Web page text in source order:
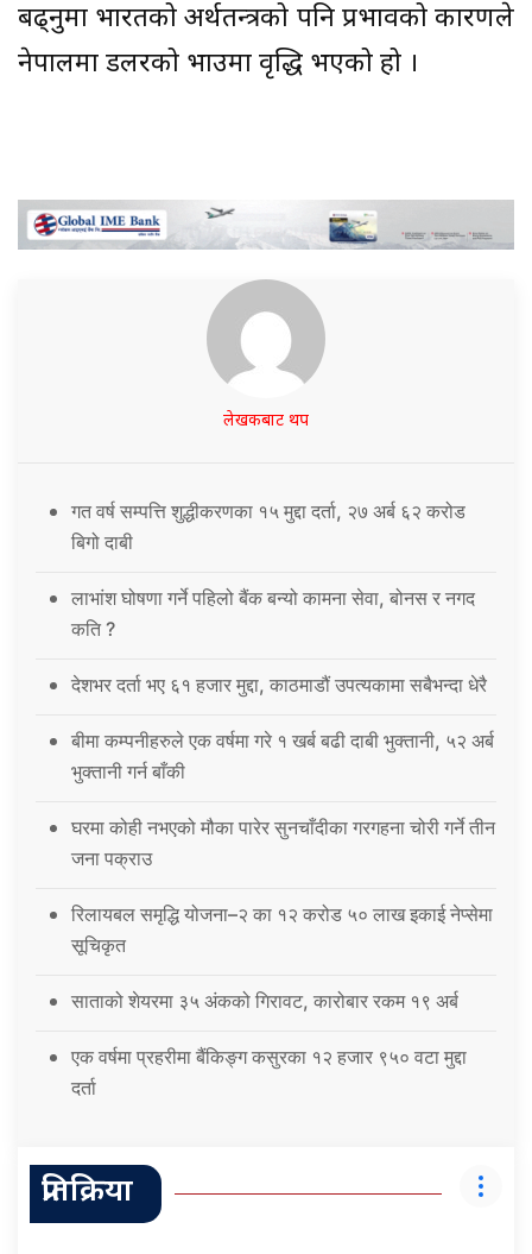
बढ्नुमा भारतको अर्थतन्त्रको पनि प्रभावको कारणले
नेपालमा डलरको भाउमा वृद्धि भएको हो ।
लेखकबाट थप
गत वर्ष सम्पत्ति शुद्धीकरणका १५ मुद्दा दर्ता, २७ अर्ब ६२ करोड
बिगो दाबी
लाभांश घोषणा गर्ने पहिलो बैंक बन्यो कामना सेवा, बोनस र नगद
कति ?
देशभर दर्ता भए ६१ हजार मुद्दा, काठमाडौं उपत्यकामा सबैभन्दा धेरै
बीमा कम्पनीहरुले एक वर्षमा गरे १ खर्ब बढी दाबी भुक्तानी, ५२ अर्ब
भुक्तानी गर्न बाँकी
घरमा कोही नभएको मौका पारेर सुनचाँदीका गरगहना चोरी गर्ने तीन
जना पक्राउ
रिलायबल समृद्धि योजना–२ का १२ करोड ५० लाख इकाई नेप्सेमा
सूचिकृत
साताको शेयरमा ३५ अंकको गिरावट, कारोबार रकम १९ अर्ब
एक वर्षमा प्रहरीमा बैंकिङ्ग कसुरका १२ हजार ९५० वटा मुद्दा
दर्ता
प्रतिक्रिया